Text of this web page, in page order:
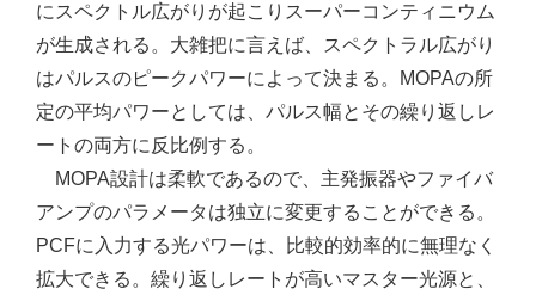
にスペクトル広がりが起こりスーパーコンティニウム
が生成される。大雑把に言えば、スペクトラル広がり
はパルスのピークパワーによって決まる。MOPAの所
定の平均パワーとしては、パルス幅とその繰り返しレ
ートの両方に反比例する。
MOPA設計は柔軟であるので、主発振器やファイバ
アンプのパラメータは独立に変更することができる。
PCFに入力する光パワーは、比較的効率的に無理なく
拡大できる。繰り返しレートが高いマスター光源と、